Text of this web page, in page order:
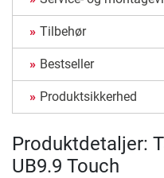
Tilbehør
Bestseller
Produktsikkerhed
Produktdetaljer:
UB9.9 Touch